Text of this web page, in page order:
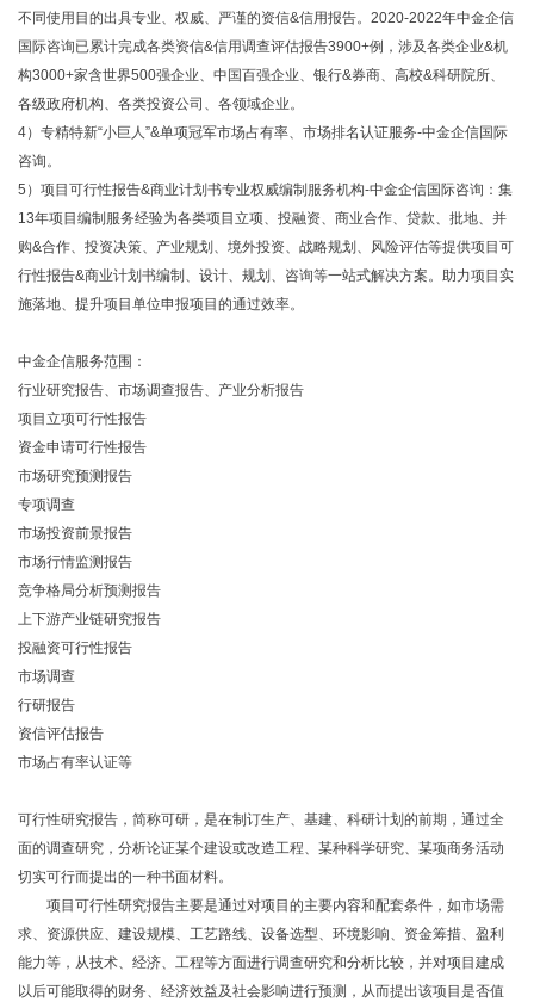
不同使用目的出具专业、权威、严谨的资信&信用报告。2020-2022年中金企信
国际咨询已累计完成各类资信&信用调查评估报告3900+例，涉及各类企业&机
构3000+家含世界500强企业、中国百强企业、银行&券商、高校&科研院所、
各级政府机构、各类投资公司、各领域企业。
4）专精特新“小巨人”&单项冠军市场占有率、市场排名认证服务-中金企信国际
咨询。
5）项目可行性报告&商业计划书专业权威编制服务机构-中金企信国际咨询：集
13年项目编制服务经验为各类项目立项、投融资、商业合作、贷款、批地、并
购&合作、投资决策、产业规划、境外投资、战略规划、风险评估等提供项目可
行性报告&商业计划书编制、设计、规划、咨询等一站式解决方案。助力项目实
施落地、提升项目单位申报项目的通过效率。
中金企信服务范围：
行业研究报告、市场调查报告、产业分析报告
项目立项可行性报告
资金申请可行性报告
市场研究预测报告
专项调查
市场投资前景报告
市场行情监测报告
竞争格局分析预测报告
上下游产业链研究报告
投融资可行性报告
市场调查
行研报告
资信评估报告
市场占有率认证等
可行性研究报告，简称可研，是在制订生产、基建、科研计划的前期，通过全
面的调查研究，分析论证某个建设或改造工程、某种科学研究、某项商务活动
切实可行而提出的一种书面材料。
项目可行性研究报告主要是通过对项目的主要内容和配套条件，如市场需
求、资源供应、建设规模、工艺路线、设备选型、环境影响、资金筹措、盈利
能力等，从技术、经济、工程等方面进行调查研究和分析比较，并对项目建成
以后可能取得的财务、经济效益及社会影响进行预测，从而提出该项目是否值